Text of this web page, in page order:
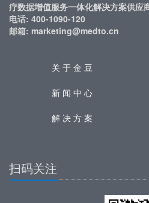
疗数据增值服务一体化解决方案供应商
电话: 400-1090-120
邮箱: marketing@medto.cn
关 于 金 豆
新 闻 中 心
解 决 方 案
扫码关注